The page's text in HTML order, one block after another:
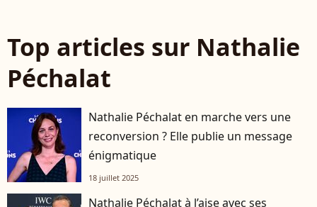
Top articles sur Nathalie
Péchalat
Nathalie Péchalat en marche vers une
reconversion ? Elle publie un message
énigmatique
18 juillet 2025
Nathalie Péchalat à l’aise avec ses